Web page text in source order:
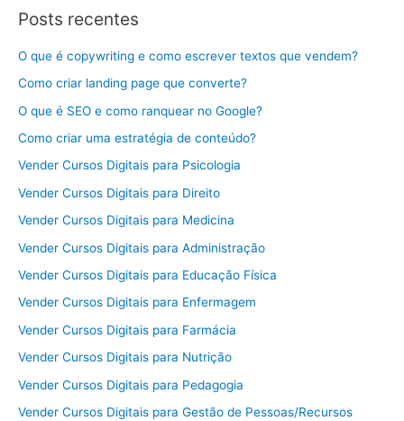
Posts recentes
O que é copywriting e como escrever textos que vendem?
Como criar landing page que converte?
O que é SEO e como ranquear no Google?
Como criar uma estratégia de conteúdo?
Vender Cursos Digitais para Psicologia
Vender Cursos Digitais para Direito
Vender Cursos Digitais para Medicina
Vender Cursos Digitais para Administração
Vender Cursos Digitais para Educação Física
Vender Cursos Digitais para Enfermagem
Vender Cursos Digitais para Farmácia
Vender Cursos Digitais para Nutrição
Vender Cursos Digitais para Pedagogia
Vender Cursos Digitais para Gestão de Pessoas/Recursos